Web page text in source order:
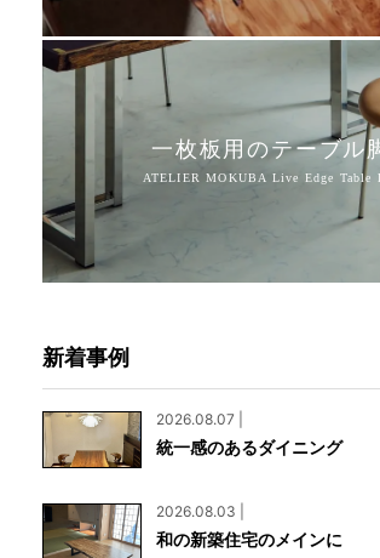
一枚板用のテーブル
新着事例
2026.08.07 |
統一感のあるダイニング
2026.08.03 |
和の新築住宅のメインに